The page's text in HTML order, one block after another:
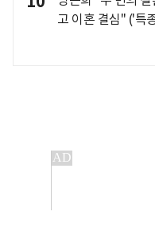
고 이혼 결심" ('특